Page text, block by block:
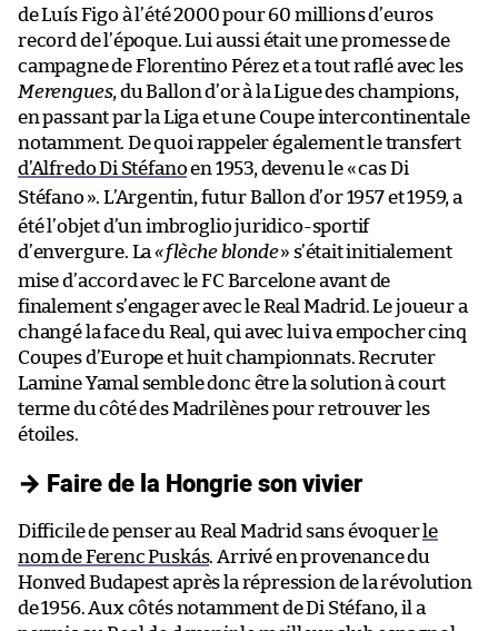
de Luís Figo à l’été 2000 pour 60 millions d’euros
record de l’époque. Lui aussi était une promesse de
campagne de Florentino Pérez et a tout raflé avec les
Merengues, du Ballon d’or à la Ligue des champions,
en passant par la Liga et une Coupe intercontinentale
notamment. De quoi rappeler également le transfert
d’Alfredo Di Stéfanoen 1953, devenu le «cas Di
Stéfano ». L’Argentin, futur Ballon d’or 1957 et 1959, a
été l’objet d’un imbroglio juridico-sportif
d’envergure. La«flèche blonde» s’était initialement
mise d’accord avec le FC Barcelone avant de
finalement s’engager avec le Real Madrid. Le joueur a
changé la face du Real, qui avec lui va empocher cinq
Coupes d’Europe et huit championnats. Recruter
Lamine Yamal semble donc être la solution à court
terme du côté des Madrilènes pour retrouver les
étoiles.
→ Faire de la Hongrie son vivier
Difficile de penser au Real Madrid sans évoquerle
nom de Ferenc Puskás. Arrivé en provenance du
Honved Budapest après la répression de la révolution
de 1956. Aux côtés notamment de Di Stéfano, il a